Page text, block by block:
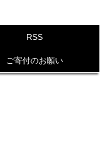
RSS
ご寄付のお願い